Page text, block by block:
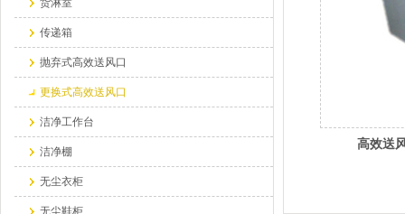
货淋室
传递箱
抛弃式高效送风口
更换式高效送风口
洁净工作台
洁净棚
无尘衣柜
无尘鞋柜
高效送